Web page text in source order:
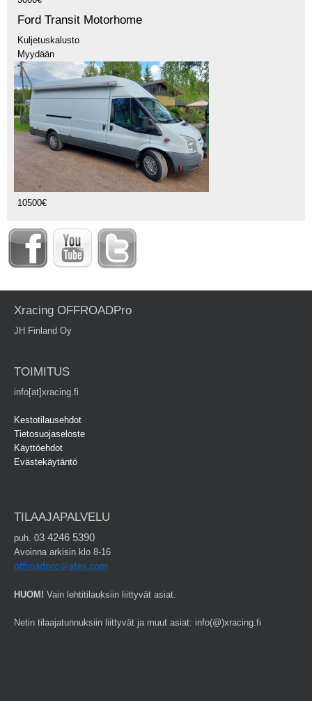
Ford Transit Motorhome
Kuljetuskalusto
Myydään
10500€
Xracing OFFROADPro
JH Finland Oy
TOIMITUS
info[at]xracing.fi
Kestotilausehdot
Tietosuojaseloste
Käyttöehdot
Evästekäytäntö
TILAAJAPALVELU
puh. 03 4246 5390
Avoinna arkisin klo 8-16
offroadpro@atex.com
HUOM! Vain lehtitilauksiin liittyvät asiat.
Netin tilaajatunnuksiin liittyvät ja muut asiat: info(@)xracing.fi